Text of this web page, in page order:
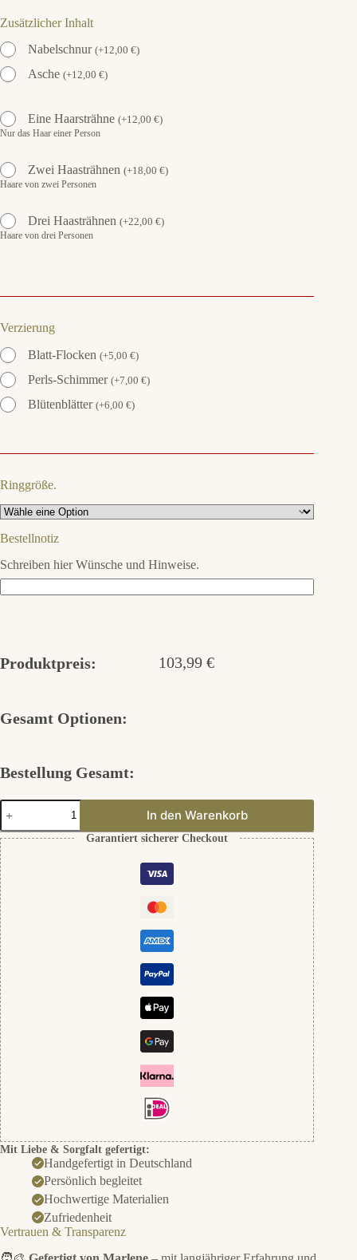
Zusätzlicher Inhalt
Nabelschnur (+12,00 €)
Asche (+12,00 €)
Eine Haarsträhne (+12,00 €)
Nur das Haar einer Person
Zwei Haasträhnen (+18,00 €)
Haare von zwei Personen
Drei Haasträhnen (+22,00 €)
Haare von drei Personen
Verzierung
Blatt-Flocken (+5,00 €)
Perls-Schimmer (+7,00 €)
Blütenblätter (+6,00 €)
Ringgröße.
Bestellnotiz
Schreiben hier Wünsche und Hinweise.
Produktpreis: 103,99 €
Gesamt Optionen:
Bestellung Gesamt:
Eternity
Ring
925er
Silber
Menge
In den Warenkorb
Garantiert sicherer Checkout
Mit Liebe & Sorgfalt gefertigt:
Handgefertigt in Deutschland
Persönlich begleitet
Hochwertige Materialien
Zufriedenheit
Vertrauen & Transparenz